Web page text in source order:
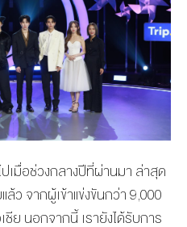
เมื่อช่วงกลางปีที่ผ่านมา ล่าสุด
ว จากผู้เข้าแข่งขันกว่า 9,000
ชีย นอกจากนี้ เรายังได้รับการ